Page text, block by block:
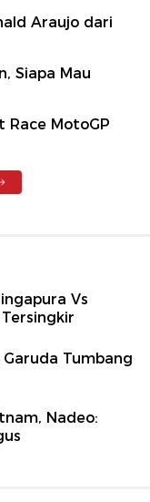
Araujo dari
Siapa Mau
Race MotoGP
Vs
Garuda Tumbang
Nadeo: